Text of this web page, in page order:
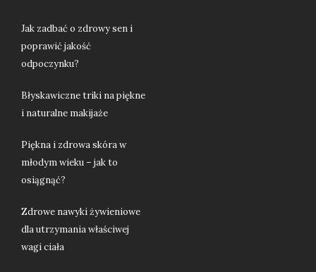
Jak zadbać o zdrowy sen i
poprawić jakość
odpoczynku?
Błyskawiczne triki na piękne
i naturalne makijaże
Piękna i zdrowa skóra w
młodym wieku – jak to
osiągnąć?
Zdrowe nawyki żywieniowe
dla utrzymania właściwej
wagi ciała